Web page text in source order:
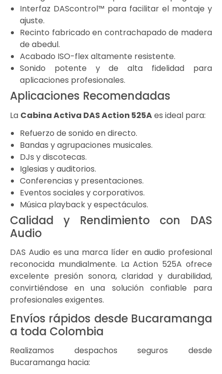
Interfaz DAScontrol™ para facilitar el montaje y
ajuste.
Recinto fabricado en contrachapado de madera
de abedul.
Acabado ISO-flex altamente resistente.
Sonido potente y de alta fidelidad para
aplicaciones profesionales.
Aplicaciones Recomendadas
La Cabina Activa DAS Action 525Aes ideal para:
Refuerzo de sonido en directo.
Bandas y agrupaciones musicales.
DJs y discotecas.
Iglesias y auditorios.
Conferencias y presentaciones.
Eventos sociales y corporativos.
Música playback y espectáculos.
Calidad y Rendimiento con DAS
Audio
DAS Audio es una marca líder en audio profesional
reconocida mundialmente. La Action 525A ofrece
excelente presión sonora, claridad y durabilidad,
convirtiéndose en una solución confiable para
profesionales exigentes.
Envíos rápidos desde Bucaramanga
a toda Colombia
Realizamos despachos seguros desde
Bucaramanga hacia: